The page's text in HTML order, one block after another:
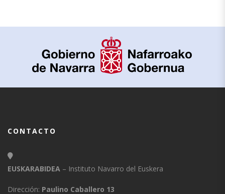
CONTACTO
EUSKARABIDEA – Instituto Navarro del Euskera
Dirección: Paulino Caballero 13